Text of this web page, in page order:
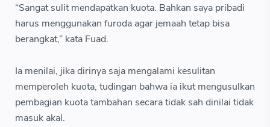
“Sangat sulit mendapatkan kuota. Bahkan saya pribadi
harus menggunakan furoda agar jemaah tetap bisa
berangkat,” kata Fuad.
Ia menilai, jika dirinya saja mengalami kesulitan
memperoleh kuota, tudingan bahwa ia ikut mengusulkan
pembagian kuota tambahan secara tidak sah dinilai tidak
masuk akal.